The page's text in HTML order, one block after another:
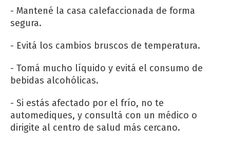
- Mantené la casa calefaccionada de forma
segura.
- Evitá los cambios bruscos de temperatura.
- Tomá mucho líquido y evitá el consumo de
bebidas alcohólicas.
- Si estás afectado por el frío, no te
automediques, y consultá con un médico o
dirigite al centro de salud más cercano.